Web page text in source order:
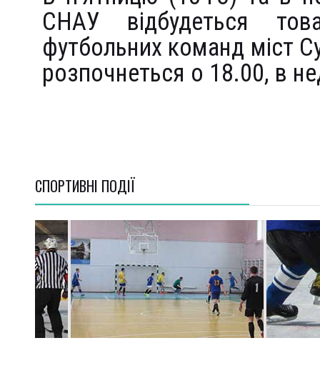
СНАУ відбудеться
футбольних команд міст
розпочнеться о 18.00, в
СПОРТИВНI ПОДІЇ